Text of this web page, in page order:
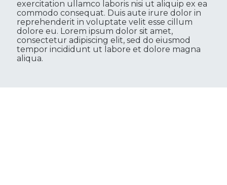
exercitation ullamco laboris nisi ut aliquip ex ea
commodo consequat. Duis aute irure dolor in
reprehenderit in voluptate velit esse cillum
dolore eu. Lorem ipsum dolor sit amet,
consectetur adipiscing elit, sed do eiusmod
tempor incididunt ut labore et dolore magna
aliqua.